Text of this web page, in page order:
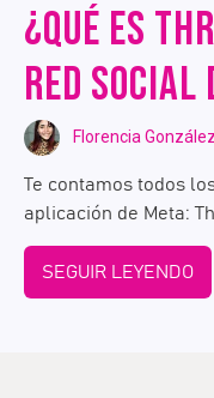
¿QUÉ ES
RED
Florencia González
Te contamos todos
aplicación de Meta:
SEGUIR LEYENDO